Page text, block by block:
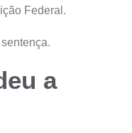
Federal.
a